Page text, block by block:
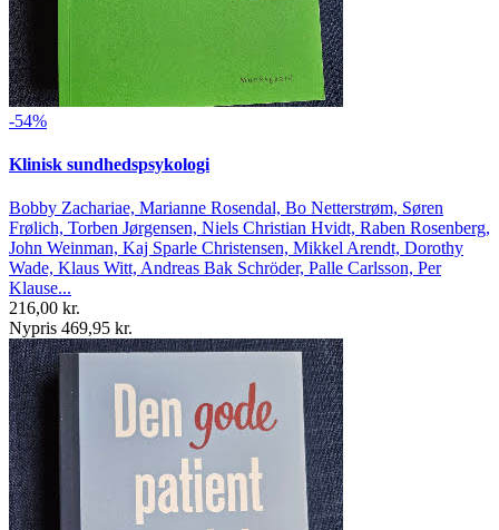
-54%
Klinisk sundhedspsykologi
Bobby Zachariae, Marianne Rosendal, Bo Netterstrøm, Søren
Frølich, Torben Jørgensen, Niels Christian Hvidt, Raben Rosenberg,
John Weinman, Kaj Sparle Christensen, Mikkel Arendt, Dorothy
Wade, Klaus Witt, Andreas Bak Schröder, Palle Carlsson, Per
Klause...
216,00 kr.
Nypris 469,95 kr.